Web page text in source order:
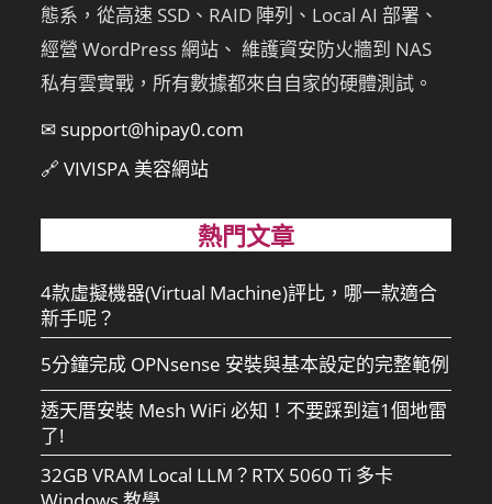
態系，從高速 SSD、RAID 陣列、Local AI 部署、
經營 WordPress 網站、 維護資安防火牆到 NAS
私有雲實戰，所有數據都來自自家的硬體測試。
✉ support@hipay0.com
🔗 VIVISPA 美容網站
熱門文章
4款虛擬機器(Virtual Machine)評比，哪一款適合
新手呢？
5分鐘完成 OPNsense 安裝與基本設定的完整範例
透天厝安裝 Mesh WiFi 必知！不要踩到這1個地雷
了!
32GB VRAM Local LLM？RTX 5060 Ti 多卡